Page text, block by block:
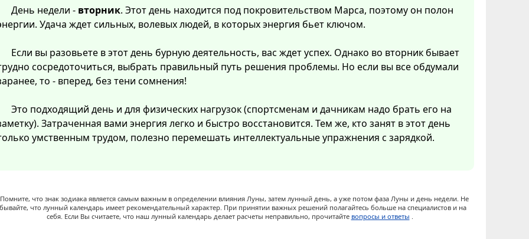
День недели - вторник. Этот день находится под покровительством Марса, поэтому он полон
Удача ждет сильных, волевых людей, в которых энергия бьет ключом.
Если вы разовьете в этот день бурную деятельность, вас ждет успех. Однако во вторник бывает
сосредоточиться, выбрать правильный путь решения проблемы. Но если вы все обдумали
то - вперед, без тени сомнения!
Это подходящий день и для физических нагрузок (спортсменам и дачникам надо брать его на
Затраченная вами энергия легко и быстро восстановится. Тем же, кто занят в этот день
умственным трудом, полезно перемешать интеллектуальные упражнения с зарядкой.
Помните, что знак зодиака является самым важным в определении влияния Луны, затем лунный день, а уже потом фаза Луны и день недели. Не
что лунный календарь имеет рекомендательный характер. При принятии важных решений полагайтесь больше на специалистов и на
себя. Если Вы считаете, что наш лунный календарь делает расчеты неправильно, прочитайте вопросы и ответы .